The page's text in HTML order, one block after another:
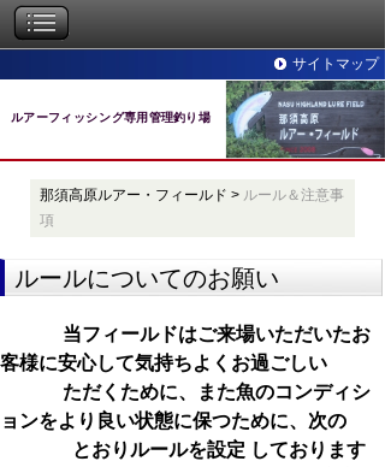
サイトマップ
ルアーフィッシング専用管理釣り場
那須高原ルアー・フィールド > ルール＆注意事
項
ルールについてのお願い
当フィールドはご来場いただいたお
客様に安心して気持ちよく お過ごしい
ただくために、また魚のコンディシ
ョンをより良い状態に保つために、次の
とおりルールを設定 しております